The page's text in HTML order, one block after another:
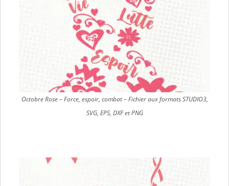
Octobre Rose – Force, espoir, combat – Fichier aux formats STUDIO3,
SVG, EPS, DXF et PNG